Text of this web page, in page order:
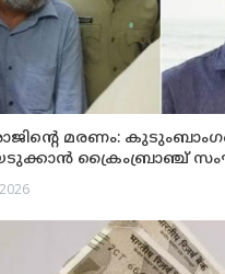
മരണം:
ക്രൈംബ്രാഞ്ച്